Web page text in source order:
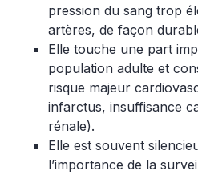
pression du sang trop
artères, de façon
Elle touche une part
population adulte et
risque majeur
infarctus, insuffisance
rénale).
Elle est souvent
l’importance de la